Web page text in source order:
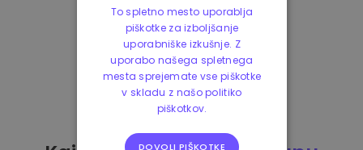
To spletno mesto uporablja
piškotke za izboljšanje
uporabniške izkušnje. Z
uporabo našega spletnega
mesta sprejemate vse piškotke
v skladu z našo politiko
piškotkov.
DOVOLI PIŠKOTKE